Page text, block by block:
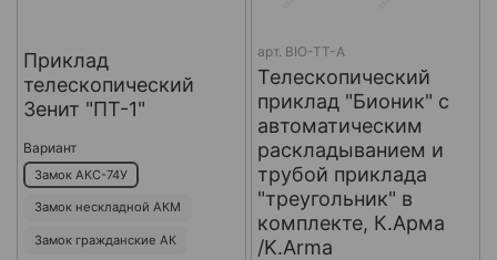
Приклад
телескопический
Зенит "ПТ-1"
Вариант
Замок АКС-74У
Замок нескладной АКМ
Замок гражданские АК
арт. BIO-TT-A
Телескопический
приклад "Бионик" с
автоматическим
раскладыванием и
трубой приклада
"треугольник" в
комплекте, К.Арма
/K.Arma